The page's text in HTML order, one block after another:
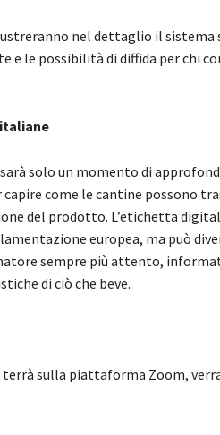
nel dettaglio il sistema
e le possibilità di diffida per chi
solo un momento di
capire come le cantine possono
del prodotto. L’etichetta
europea, ma può
sempre più attento,
di ciò che beve.
terrà sulla piattaforma Zoom,